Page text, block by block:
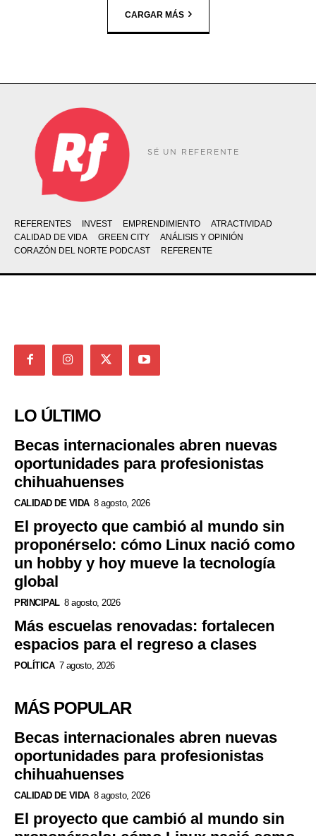
CARGAR MÁS
SÉ UN REFERENTE
REFERENTES INVEST EMPRENDIMIENTO
ATRACTIVIDAD
CALIDAD DE VIDA
GREEN CITY
ANÁLISIS Y OPINIÓN
CORAZÓN DEL NORTE PODCAST
REFERENTE
LO ÚLTIMO
Becas internacionales abren nuevas
oportunidades para profesionistas
chihuahuenses
CALIDAD DE VIDA 8 agosto, 2026
El proyecto que cambió al mundo sin
proponérselo: cómo Linux nació como
un hobby y hoy mueve la tecnología
global
PRINCIPAL 8 agosto, 2026
Más escuelas renovadas: fortalecen
espacios para el regreso a clases
POLÍTICA 7 agosto, 2026
MÁS POPULAR
Becas internacionales abren nuevas
oportunidades para profesionistas
chihuahuenses
CALIDAD DE VIDA 8 agosto, 2026
El proyecto que cambió al mundo sin